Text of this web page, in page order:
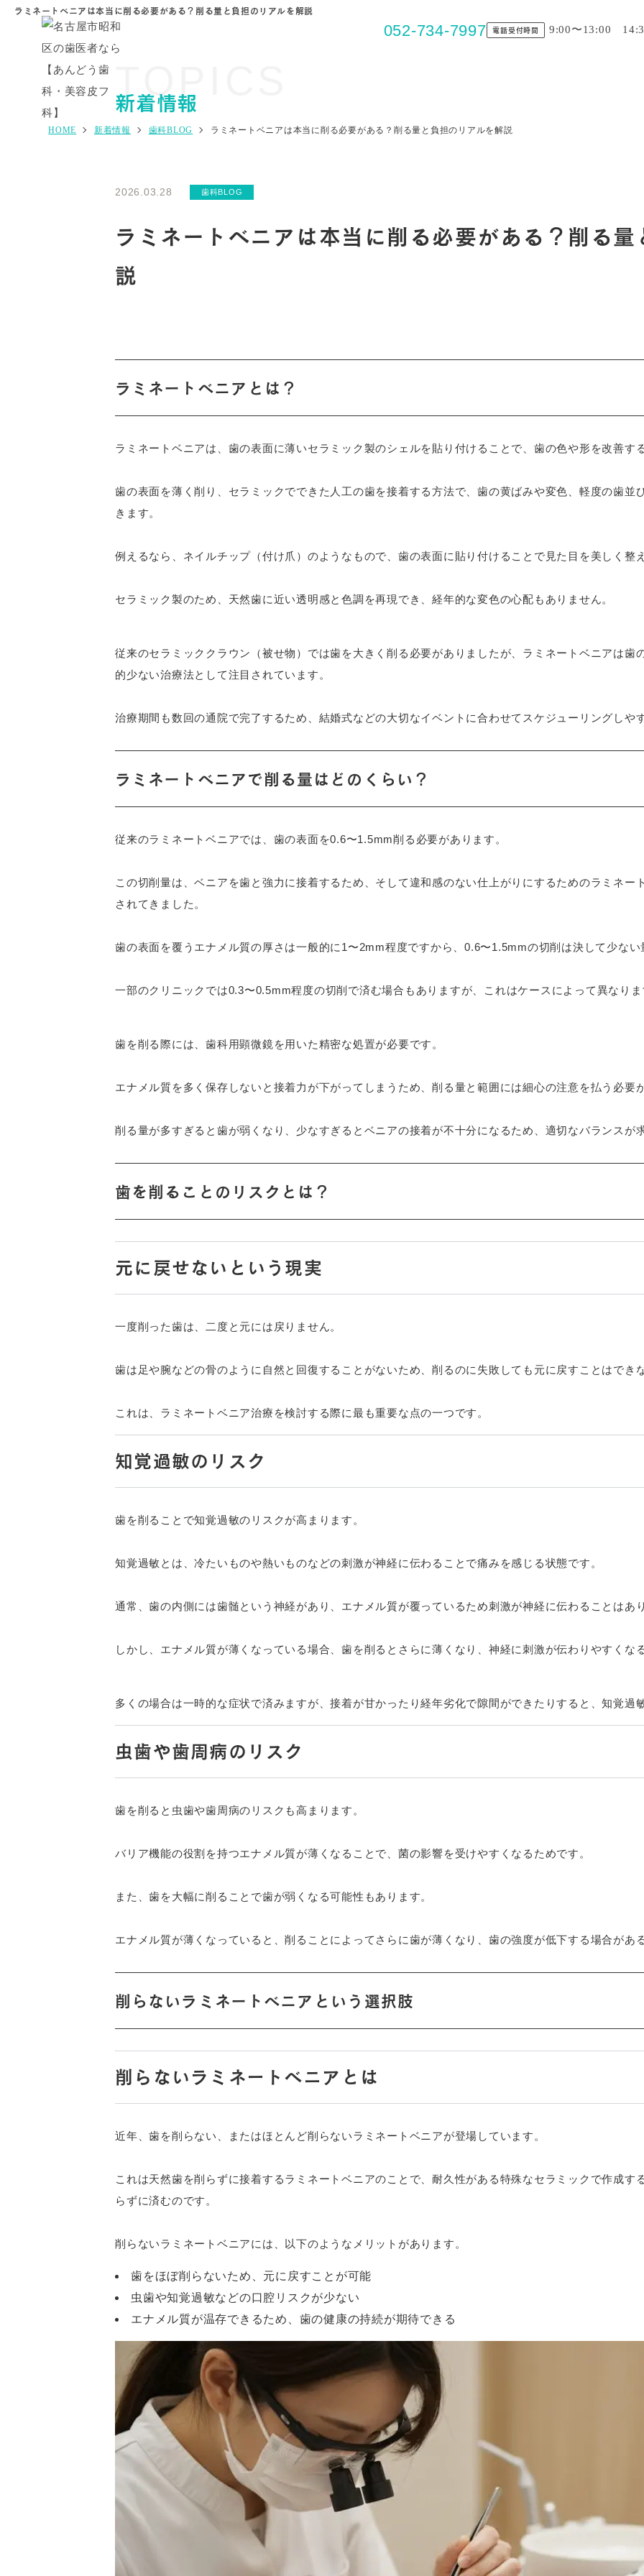
ラミネートベニアは本当に削る必要がある？削る量と負担のリアルを解説
052-734-7997 電話受付時間 9:00〜13:00
TOPICS
新着情報
HOME 新着情報 歯科BLOG ラミネートベニアは本当に削る必要がある？削る量と負担のリアルを解説
2026.03.28 歯科BLOG
ラミネートベニアは本当に削る必要がある？削る
説
ラミネートベニアとは？
ラミネートベニアは、歯の表面に薄いセラミック製のシェルを貼り付けることで、歯の色や形を改善す
歯の表面を薄く削り、セラミックでできた人工の歯を接着する方法で、歯の黄ばみや変色、軽度の歯並
きます。
例えるなら、ネイルチップ（付け爪）のようなもので、歯の表面に貼り付けることで見た目を美しく整
セラミック製のため、天然歯に近い透明感と色調を再現でき、経年的な変色の心配もありません。
従来のセラミッククラウン（被せ物）では歯を大きく削る必要がありましたが、ラミネートベニアは歯
的少ない治療法として注目されています。
治療期間も数回の通院で完了するため、結婚式などの大切なイベントに合わせてスケジューリングしや
ラミネートベニアで削る量はどのくらい？
従来のラミネートベニアでは、歯の表面を0.6〜1.5mm削る必要があります。
この切削量は、ベニアを歯と強力に接着するため、そして違和感のない仕上がりにするためのラミネー
されてきました。
歯の表面を覆うエナメル質の厚さは一般的に1〜2mm程度ですから、0.6〜1.5mmの切削は決して少ない
一部のクリニックでは0.3〜0.5mm程度の切削で済む場合もありますが、これはケースによって異なりま
歯を削る際には、歯科用顕微鏡を用いた精密な処置が必要です。
エナメル質を多く保存しないと接着力が下がってしまうため、削る量と範囲には細心の注意を払う必要
削る量が多すぎると歯が弱くなり、少なすぎるとベニアの接着が不十分になるため、適切なバランスが
歯を削ることのリスクとは？
元に戻せないという現実
一度削った歯は、二度と元には戻りません。
歯は足や腕などの骨のように自然と回復することがないため、削るのに失敗しても元に戻すことはでき
これは、ラミネートベニア治療を検討する際に最も重要な点の一つです。
知覚過敏のリスク
歯を削ることで知覚過敏のリスクが高まります。
知覚過敏とは、冷たいものや熱いものなどの刺激が神経に伝わることで痛みを感じる状態です。
通常、歯の内側には歯髄という神経があり、エナメル質が覆っているため刺激が神経に伝わることはあ
しかし、エナメル質が薄くなっている場合、歯を削るとさらに薄くなり、神経に刺激が伝わりやすくな
多くの場合は一時的な症状で済みますが、接着が甘かったり経年劣化で隙間ができたりすると、知覚過
虫歯や歯周病のリスク
歯を削ると虫歯や歯周病のリスクも高まります。
バリア機能の役割を持つエナメル質が薄くなることで、菌の影響を受けやすくなるためです。
また、歯を大幅に削ることで歯が弱くなる可能性もあります。
エナメル質が薄くなっていると、削ることによってさらに歯が薄くなり、歯の強度が低下する場合があ
削らないラミネートベニアという選択肢
削らないラミネートベニアとは
近年、歯を削らない、またはほとんど削らないラミネートベニアが登場しています。
これは天然歯を削らずに接着するラミネートベニアのことで、耐久性がある特殊なセラミックで作成す
らずに済むのです。
削らないラミネートベニアには、以下のようなメリットがあります。
歯をほぼ削らないため、元に戻すことが可能
虫歯や知覚過敏などの口腔リスクが少ない
エナメル質が温存できるため、歯の健康の持続が期待できる